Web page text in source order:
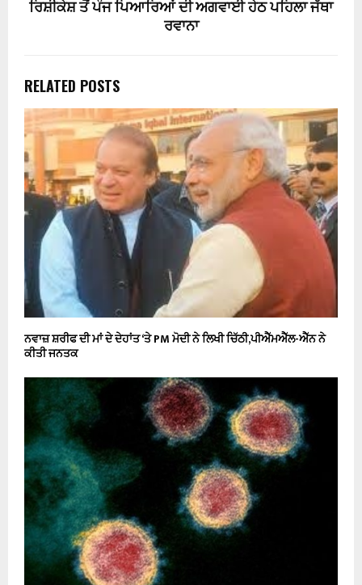
ਰਿਸ਼ੀਕੇਸ਼ ਤੋਂ ਪੰਜ ਪਿਆਰਿਆਂ ਦੀ ਅਗਵਾਈ ਹੇਠ ਪਹਿਲਾ ਜੱਥਾ
ਰਵਾਨਾ
RELATED POSTS
ਨਵਾਜ਼ ਸ਼ਰੀਫ ਦੀ ਮਾਂ ਦੇ ਦੇਹਾਂਤ ‘ਤੇ PM ਮੋਦੀ ਨੇ ਲਿਖੀ ਚਿੱਠੀ,ਪੀਐੱਮਐੱਲ-ਐੱਨ ਨੇ
ਕੀਤੀ ਜਨਤਕ